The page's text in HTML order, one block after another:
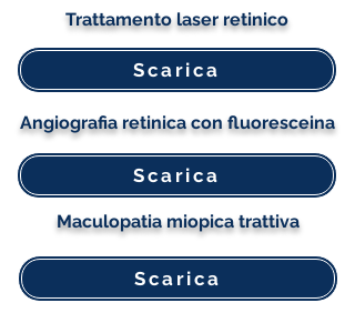
Trattamento laser retinico
Scarica
Angiografia retinica con fluoresceina
Scarica
Maculopatia miopica trattiva
Scarica